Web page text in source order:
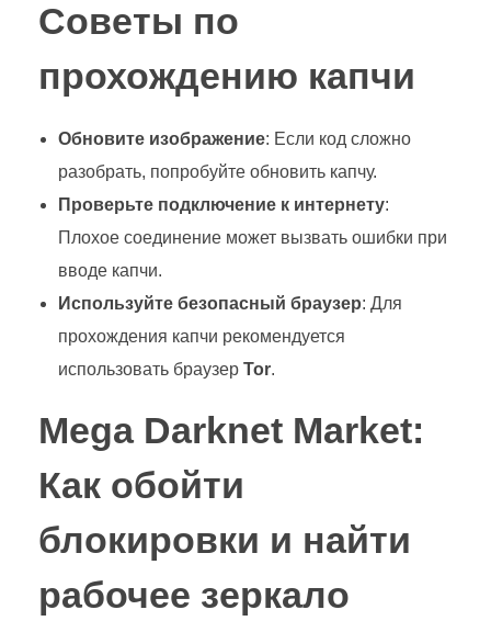
Советы по
прохождению капчи
Обновите изображение: Если код сложно
разобрать, попробуйте обновить капчу.
Проверьте подключение к интернету:
Плохое соединение может вызвать ошибки при
вводе капчи.
Используйте безопасный браузер: Для
прохождения капчи рекомендуется
использовать браузер Tor.
Mega Darknet Market:
Как обойти
блокировки и найти
рабочее зеркало